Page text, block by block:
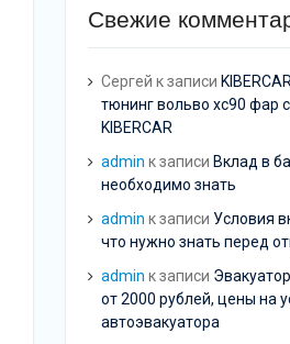
Свежие
Сергей к записи
тюнинг вольво хс90 фар
KIBERCAR
admin к записи Вклад в
необходимо знать
admin к записи Условия
что нужно знать перед
admin к записи
от 2000 рублей, цены на
автоэвакуатора